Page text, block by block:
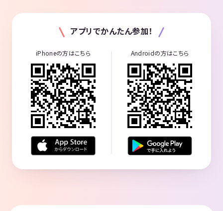
アプリでかんたん参加！
iPhoneの方はこちら Androidの方はこちら